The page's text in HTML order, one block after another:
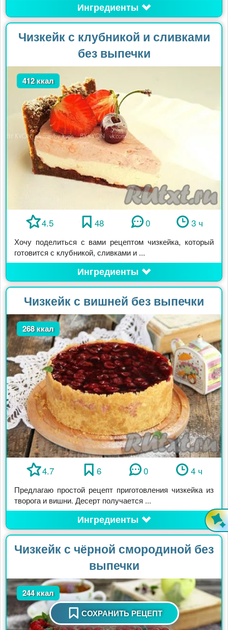
Ингредиенты
Чизкейк с клубникой и сливками
без выпечки
412 ккал
4.5 48 0 3 ч
Хочу поделиться с вами рецептом чизкейка, который
готовится с клубникой, сливками и ...
Ингредиенты
Чизкейк с вишней без выпечки
268 ккал
4.7 6 0 4 ч
Предлагаю простой рецепт приготовления чизкейка из
творога и вишни. Десерт получается ...
Ингредиенты
Чизкейк с чёрной смородиной без
выпечки
244 ккал
СОХРАНИТЬ РЕЦЕПТ